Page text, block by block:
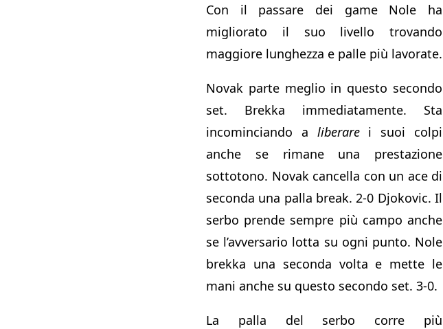
Con il passare dei game Nole ha
migliorato il suo livello trovando
maggiore lunghezza e palle più lavorate.
Novak parte meglio in questo secondo
set. Brekka immediatamente. Sta
incominciando a liberarei suoi colpi
anche se rimane una prestazione
sottotono. Novak cancella con un ace di
seconda una palla break. 2-0 Djokovic. Il
serbo prende sempre più campo anche
se l’avversario lotta su ogni punto. Nole
brekka una seconda volta e mette le
mani anche su questo secondo set. 3-0.
La palla del serbo corre più